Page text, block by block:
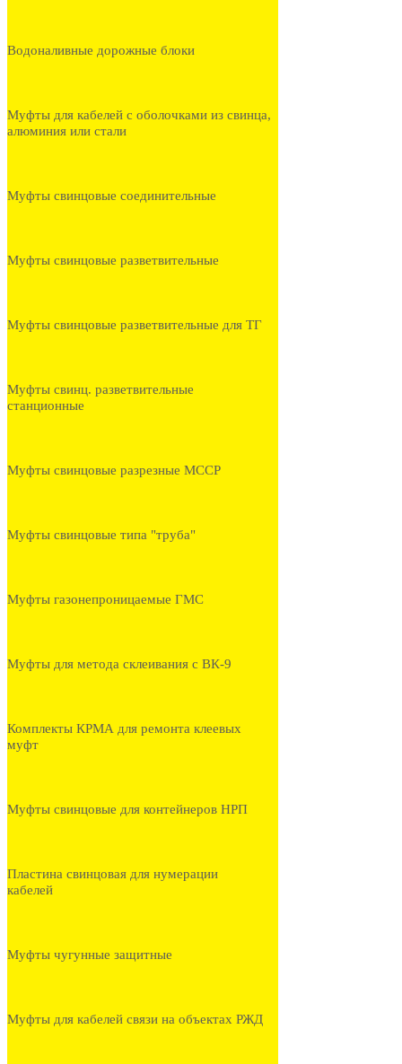
Водоналивные дорожные блоки
Муфты для кабелей с оболочками из свинца,
алюминия или стали
Муфты свинцовые соединительные
Муфты свинцовые разветвительные
Муфты свинцовые разветвительные для ТГ
Муфты свинц. разветвительные
станционные
Муфты свинцовые разрезные МССР
Муфты свинцовые типа "труба"
Муфты газонепроницаемые ГМС
Муфты для метода склеивания с ВК-9
Комплекты КРМА для ремонта клеевых
муфт
Муфты свинцовые для контейнеров НРП
Пластина свинцовая для нумерации
кабелей
Муфты чугунные защитные
Муфты для кабелей связи на объектах РЖД